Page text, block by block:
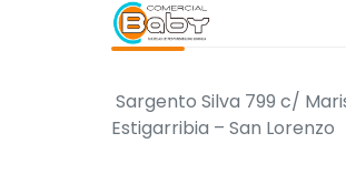
Sargento Silva 799 c/
Estigarribia – San Lorenzo